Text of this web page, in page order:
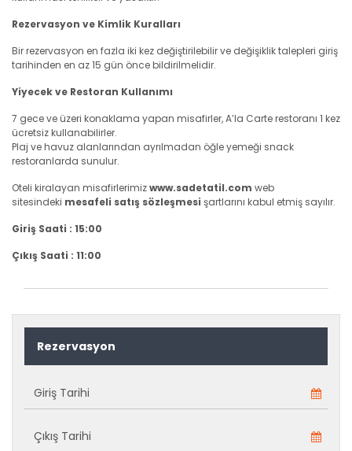
Rezervasyon ve Kimlik Kuralları
Bir rezervasyon en fazla iki kez değiştirilebilir ve değişiklik talepleri giriş
tarihinden en az 15 gün önce bildirilmelidir.
Yiyecek ve Restoran Kullanımı
7 gece ve üzeri konaklama yapan misafirler, A’la Carte restoranı 1 kez
ücretsiz kullanabilirler.
Plaj ve havuz alanlarından ayrılmadan öğle yemeği snack
restoranlarda sunulur.
Oteli kiralayan misafirlerimizwww.sadetatil.com web
sitesindeki mesafeli satış sözleşmesi şartlarını kabul etmiş sayılır.
Giriş Saati : 15:00
Çıkış Saati : 11:00
Rezervasyon